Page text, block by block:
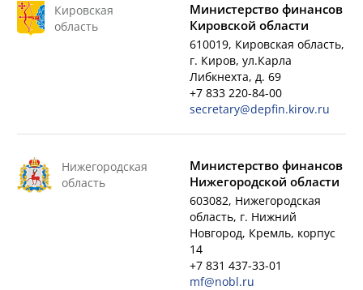
Кировская
область
Министерство финансов
Кировской области
610019, Кировская область,
г. Киров, ул.Карла
Либкнехта, д. 69
+7 833 220-84-00
secretary@depfin.kirov.ru
Нижегородская
область
Министерство финансов
Нижегородской области
603082, Нижегородская
область, г. Нижний
Новгород, Кремль, корпус
14
+7 831 437-33-01
mf@nobl.ru